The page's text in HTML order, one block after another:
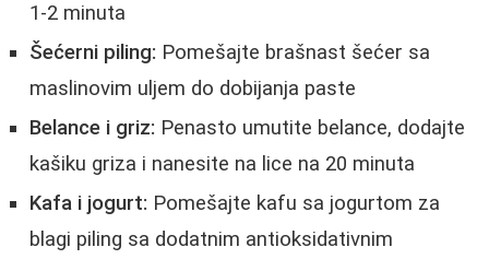
1-2 minuta
Šećerni piling: Pomešajte brašnast šećer sa
maslinovim uljem do dobijanja paste
Belance i griz: Penasto umutite belance, dodajte
kašiku griza i nanesite na lice na 20 minuta
Kafa i jogurt: Pomešajte kafu sa jogurtom za
blagi piling sa dodatnim antioksidativnim